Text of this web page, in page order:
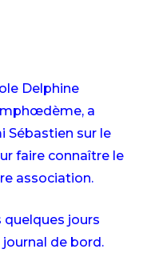
Delphine
a
Sébastien sur le
faire connaître le
association.
quelques jours
de bord.